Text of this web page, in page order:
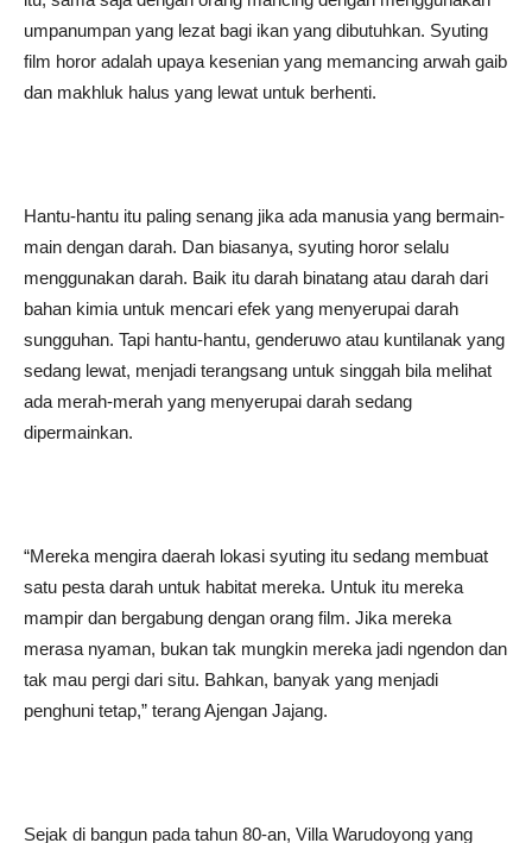
umpanumpan yang lezat bagi ikan yang dibutuhkan. Syuting
film horor adalah upaya kesenian yang memancing arwah gaib
dan makhluk halus yang lewat untuk berhenti.
Hantu-hantu itu paling senang jika ada manusia yang bermain-
main dengan darah. Dan biasanya, syuting horor selalu
menggunakan darah. Baik itu darah binatang atau darah dari
bahan kimia untuk mencari efek yang menyerupai darah
sungguhan. Tapi hantu-hantu, genderuwo atau kuntilanak yang
sedang lewat, menjadi terangsang untuk singgah bila melihat
ada merah-merah yang menyerupai darah sedang
dipermainkan.
“Mereka mengira daerah lokasi syuting itu sedang membuat
satu pesta darah untuk habitat mereka. Untuk itu mereka
mampir dan bergabung dengan orang film. Jika mereka
merasa nyaman, bukan tak mungkin mereka jadi ngendon dan
tak mau pergi dari situ. Bahkan, banyak yang menjadi
penghuni tetap,” terang Ajengan Jajang.
Sejak di bangun pada tahun 80-an, Villa Warudoyong yang